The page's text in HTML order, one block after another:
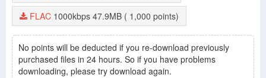
FLAC 1000kbps 47.9MB ( 1,000 points)
No points will be deducted if you re-download previously
purchased files in 24 hours. So if you have problems
downloading, please try download again.